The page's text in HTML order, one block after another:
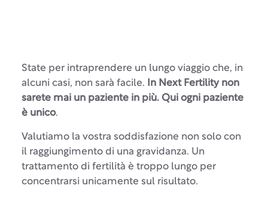
State per intraprendere un lungo viaggio che, in
alcuni casi, non sarà facile.
In Next Fertility non
sarete mai un paziente in più. Qui ogni paziente
è unico.
Valutiamo la vostra soddisfazione non solo con
il raggiungimento di una gravidanza. Un
trattamento di fertilità è troppo lungo per
concentrarsi unicamente sul risultato.